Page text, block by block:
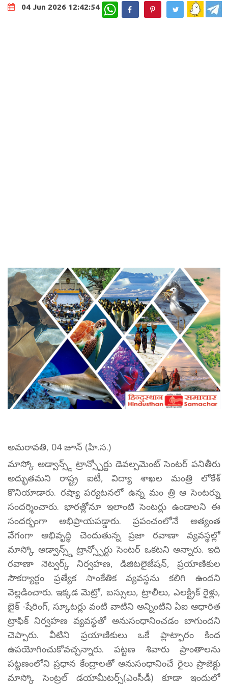
04 Jun 2026 12:42:54 WhatsApp
అమరావతి, 04 జూన్ (హి.స.)
మాస్కో అడ్వాన్స్డ్ ట్రాన్స్పోర్టు డెవల్పమెంట్ సెంటర్ పనితీరు
అద్భుతమని రాష్ట్ర ఐటీ, విద్యా శాఖల మంత్రి లోకేశ్
కొనియాడారు. రష్యా పర్యటనలో ఉన్న మం త్రి ఆ సెంటర్ను
సందర్శించారు. భారత్లోనూ ఇలాంటి సెంటర్లు ఉండాలని ఈ
సందర్భంగా అభిప్రాయపడ్డారు. ప్రపంచంలోనే అత్యంత
వేగంగా అభివృద్ధి చెందుతున్న ప్రజా రవాణా వ్యవస్థల్లో
మాస్కో అడ్వాన్స్డ్ ట్రాన్స్పోర్టు సెంటర్ ఒకటని అన్నారు. ఇది
రవాణా నెట్వర్క్ నిర్వహణ, డిజిటలైజేషన్, ప్రయాణికుల
సౌకర్యార్థం ప్రత్యేక సాంకేతిక వ్యవస్థను కలిగి ఉందని
వెల్లడించారు. ఇక్కడ మెట్రో, బస్సులు, ట్రాలీలు, ఎలక్ట్రిక్ రైళ్లు,
బైక్ -షేరింగ్, స్కూటర్లు వంటి వాటిని అన్నింటిని ఏఐ ఆధారిత
ట్రాఫిక్ నిర్వహణ వ్యవస్థతో అనుసంధానించడం బాగుందని
చెప్పారు. వీటిని ప్రయాణికులు ఒకే ప్లాట్ఫారం కింద
ఉపయోగించుకోవచ్చన్నారు. పట్టణ శివారు ప్రాంతాలను
పట్టణంలోని ప్రధాన కేంద్రాలతో అనుసంధానించే రైలు ప్రాజెక్టు
మాస్కో సెంట్రల్ డయామీటర్స్(ఎంసీడీ) కూడా ఇందులో